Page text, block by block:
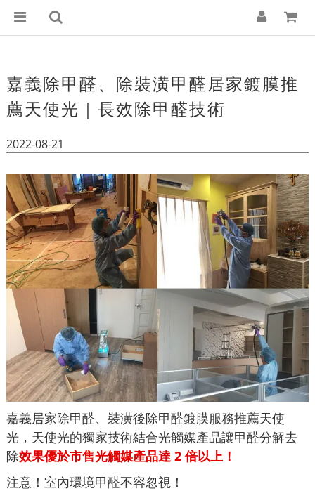
嘉義除甲醛、除裝潢甲醛居家鍍膜推
薦天使光｜長效除甲醛技術
2022-08-21
嘉義居家除甲醛、裝潢後除甲醛鍍膜服務推薦天使
光，天使光的獨家技術結合光觸媒產品讓甲醛分解去
除效果優於市售光觸媒產品達 2 倍以上！
注意！室內環境甲醛不容忽視！